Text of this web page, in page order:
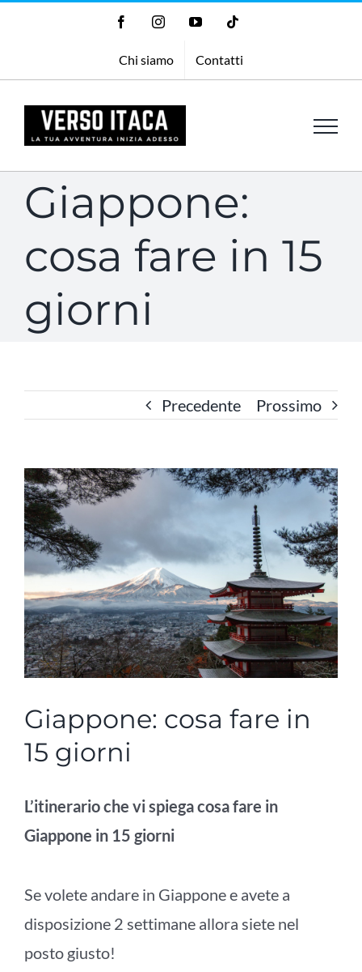
FacebookInstagramYouTube
Chi siamo Contatti
Giappone:
cosa fare in 15
giorni
Precedente Prossimo
Ingrandisci
immagine
Giappone: cosa fare in
15 giorni
L’itinerario che vi spiega cosa fare in
Giappone in 15 giorni
Se volete andare in Giappone e avete a
disposizione 2 settimane allora siete nel
posto giusto!